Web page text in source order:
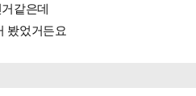
같은데
봤었거든요